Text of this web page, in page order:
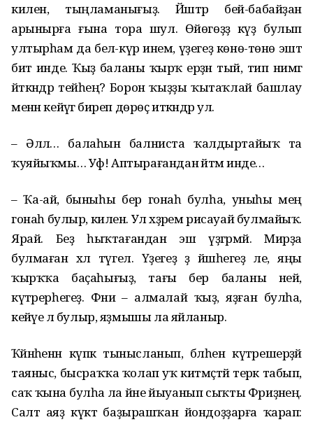
килен, тыңламанығыҙ. Йәштәр әбей-бабайҙан
арынырға ғына тора шул. Өйөгөҙҙә күҙ булып
ултырһам да белә-күрә инем, үҙегеҙ көнө-төнө эштә
бит инде. Ҡыҙ баланы ҡырҡ ерҙән тый, тип нимәгә
әйткәндәр тейһең? Борон ҡыҙҙы ҡытаҡлай башлау
менән кейәүгә биреп дөрөҫ иткәндәр ул.
– Әллә… балаһын балниста ҡалдыртайыҡ та
ҡуяйыҡмы… Уф! Аптырағандан әйтәм инде…
– Ҡа-ай, быныһы бер гонаһ булһа, уныһы мең
гонаһ булыр, килен. Ул хәҙәрем рисауай булмайыҡ.
Ярай. Беҙ һыҡтағандан эш үҙгәрмәй. Мирҙа
булмаған хәл түгел. Үҙегеҙ ҙә йәшһегеҙ әле, яңы
ҡырҡҡа баҫаһығыҙ, тағы бер баланы ней,
күтәрерһегеҙ. Фәниә – алмалай ҡыҙ, яҙған булһа,
кейәүе лә булыр, яҙмышы ла яйланыр.
Ҡәйнәһенән күпкә тынысланып, бәләһен күтәрешерҙәй
таяныс, бысраҡҡа ҡолап уҡ китмәҫтәй терәк табып,
саҡ ҡына булһа ла йәне йыуанып сыҡты Фәриҙәнең.
Салт аяҙ күктә баҙырашҡан йондоҙҙарға ҡарап: